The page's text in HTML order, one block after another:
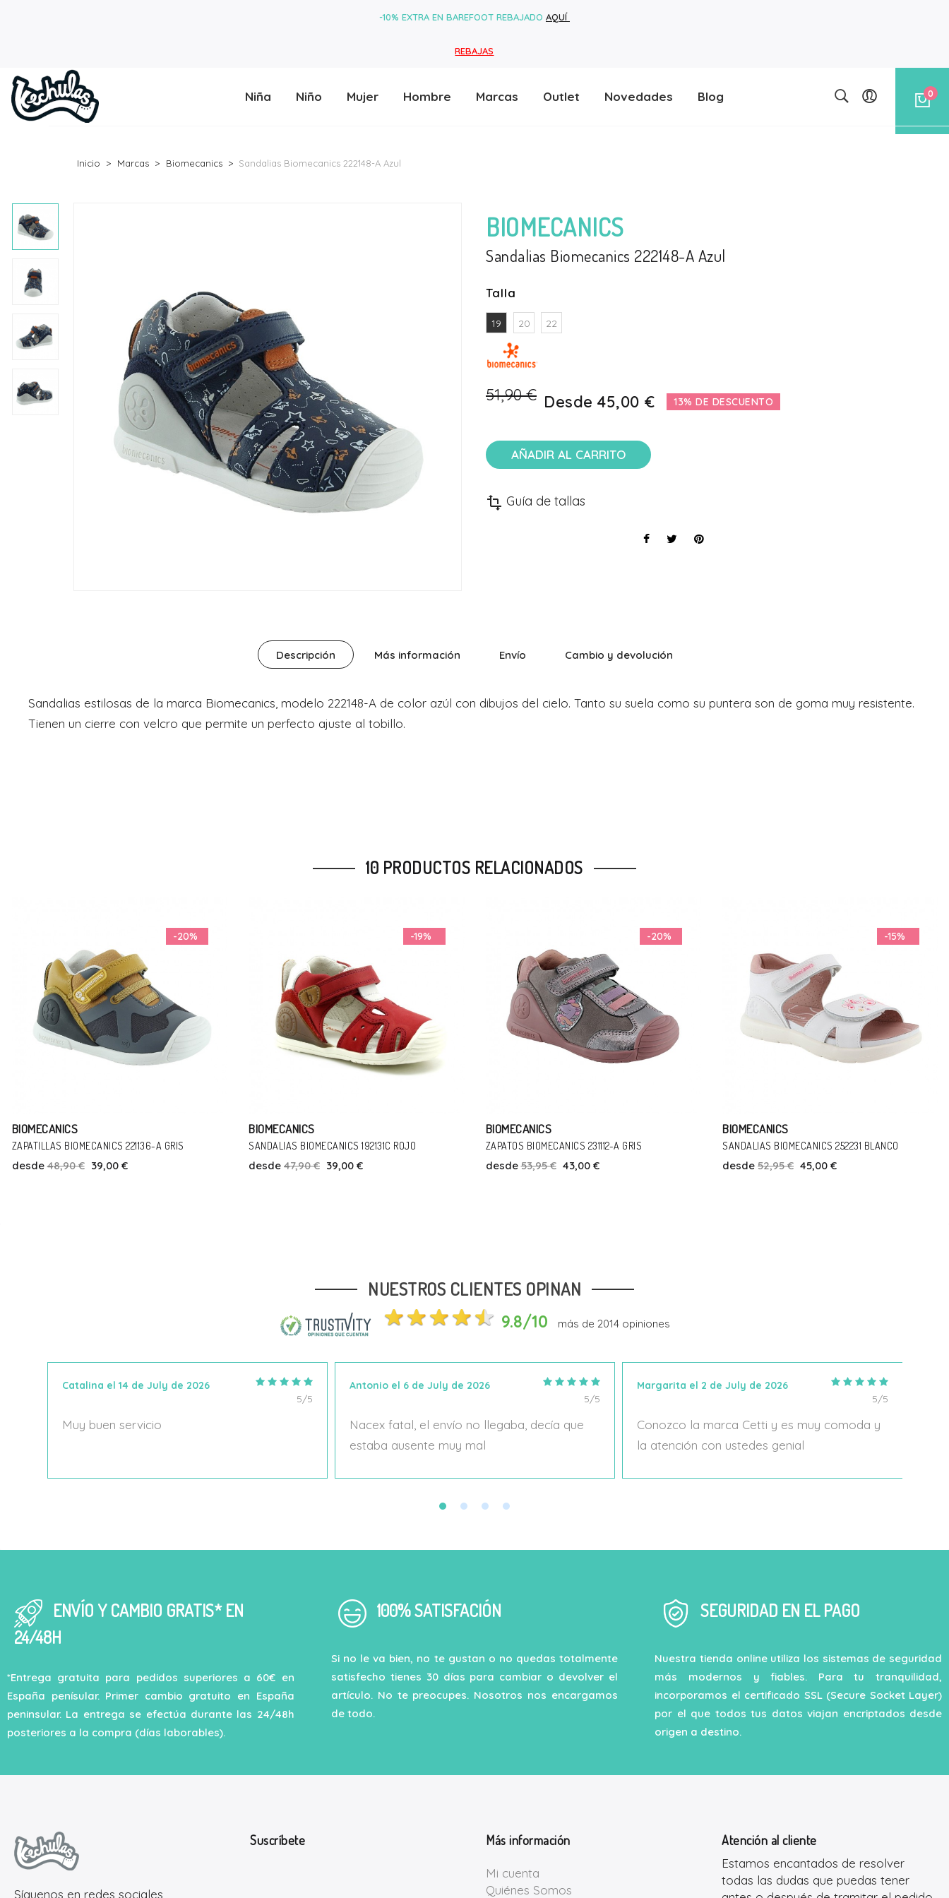
-10% EXTRA EN BAREFOOT REBAJADO AQUÍ
REBAJAS
Niña Niño Mujer Hombre Marcas Outlet Novedades Blog 0
Inicio Marcas Biomecanics Sandalias Biomecanics 222148-A Azul
BIOMECANICS
Sandalias Biomecanics 222148-A Azul
Talla
19 20 22
51,90 € Desde 45,00 € 13% DE DESCUENTO
AÑADIR AL CARRITO
transform Guía de tallas
Descripción Más información Envío Cambio y devolución
Sandalias estilosas de la marca Biomecanics, modelo 222148-A de color azúl con dibujos del cielo. Tanto su suela como su puntera son de goma muy resistente.
Tienen un cierre con velcro que permite un perfecto ajuste al tobillo.
10 PRODUCTOS RELACIONADOS
-19%
BIOMECANICS
SANDALIAS BIOMECANICS 192131C ROJO
desde 47,90 € 39,00 €
-20%
Añadir Al Carrito
BIOMECANICS
ZAPATOS BIOMECANICS 231112-A GRIS
desde 53,95 € 43,00 €
-15%
BIOMECANICS
SANDALIAS BIOMECANICS 252231 BLANCO
desde 52,95 € 45,00 €
-21%
BIOMECANICS
ZAPATOS BIOMECANICS 231140-A LILA
desde 50,95 € 40,00 €
NUESTROS CLIENTES OPINAN
9.8/10 más de 2014opiniones
Catalina el 14 de July de 2026
5/5
Muy buen servicio
Antonio el 6 de July de 2026
5/5
Nacex fatal, el envío no llegaba, decía que
estaba ausente muy mal
Margarita el 2 de July de 2026
5/5
Conozco la marca Cetti y es muy comoda y
la atención con ustedes genial
ENVÍO Y CAMBIO GRATIS* EN
24/48H
*Entrega gratuita para pedidos superiores a 60€ en
España penísular. Primer cambio gratuito en España
peninsular. La entrega se efectúa durante las 24/48h
posteriores a la compra (días laborables).
100% SATISFACIÓN
Si no le va bien, no te gustan o no quedas totalmente
satisfecho tienes 30 días para cambiar o devolver el
artículo. No te preocupes. Nosotros nos encargamos
de todo.
SEGURIDAD EN EL PAGO
Nuestra tienda online utiliza los sistemas de seguridad
más modernos y fiables. Para tu tranquilidad,
incorporamos el certificado SSL (Secure Socket Layer)
por el que todos tus datos viajan encriptados desde
origen a destino.
Síguenos en redes sociales
Suscríbete Más información
Mi cuenta
Quiénes Somos
Atención al cliente
Estamos encantados de resolver
todas las dudas que puedas tener